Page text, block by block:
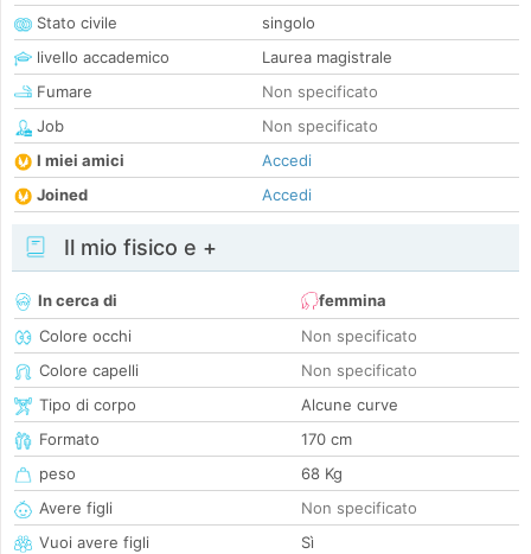
Stato civile
singolo
livello accademico
Laurea magistrale
Fumare
Non specificato
Job
Non specificato
I miei amici
Accedi
Joined
Accedi
Il mio fisico e +
In cerca di
femmina
Colore occhi
Non specificato
Colore capelli
Non specificato
Tipo di corpo
Alcune curve
Formato
170 cm
peso
68 Kg
Avere figli
Non specificato
Vuoi avere figli
Sì